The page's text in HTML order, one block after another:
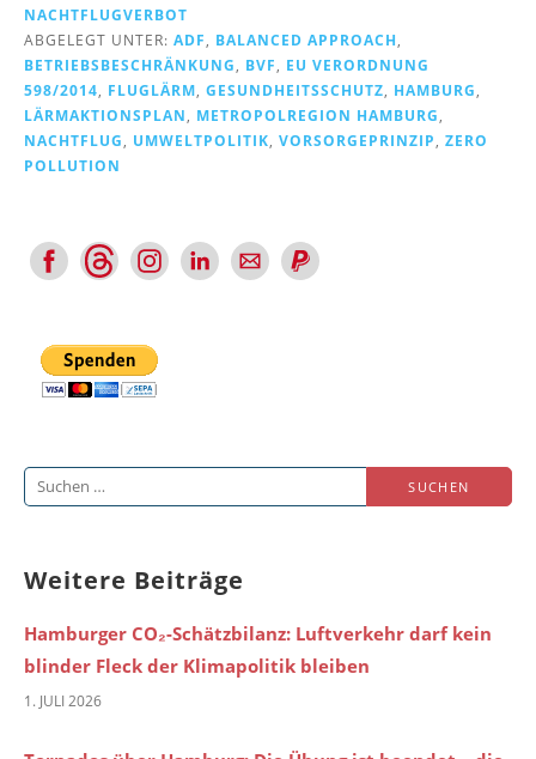
NACHTFLUGVERBOT
ABGELEGT UNTER: ADF BALANCED APPROACH
BETRIEBSBESCHRÄNKUNG
BVF
EU VERORDNUNG
598/2014
FLUGLÄRM GESUNDHEITSSCHUTZ HAMBURG
LÄRMAKTIONSPLAN
METROPOLREGION HAMBURG
NACHTFLUG
UMWELTPOLITIK VORSORGEPRINZIP
ZERO
POLLUTION
Suchen
Weitere Beiträge
Hamburger CO₂-Schätzbilanz: Luftverkehr darf kein
blinder Fleck der Klimapolitik bleiben
1. JULI 2026